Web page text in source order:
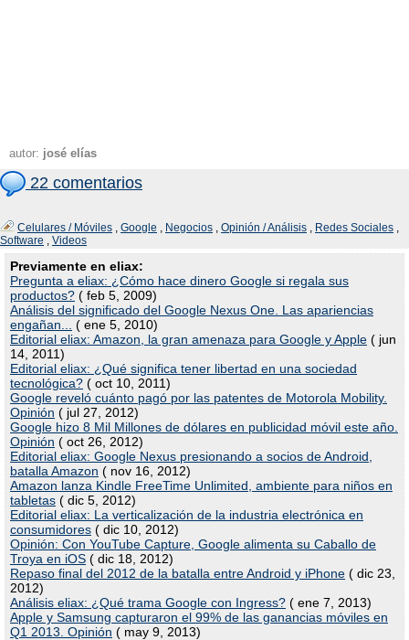
autor: josé elías
22 comentarios
Celulares / Móviles , Google , Negocios , Opinión / Análisis , Redes Sociales ,
Software , Videos
Previamente en eliax:
Pregunta a eliax: ¿Cómo hace dinero Google si regala sus
productos? ( feb 5, 2009)
Análisis del significado del Google Nexus One. Las apariencias
engañan...
( ene 5, 2010)
Editorial eliax: Amazon, la gran amenaza para Google y Apple ( jun
14, 2011)
Editorial eliax: ¿Qué significa tener libertad en una sociedad
tecnológica? ( oct 10, 2011)
Google reveló cuánto pagó por las patentes de Motorola Mobility.
Opinión ( jul 27, 2012)
Google hizo 8 Mil Millones de dólares en publicidad móvil este año.
Opinión ( oct 26, 2012)
Editorial eliax: Google Nexus presionando a socios de Android,
batalla Amazon ( nov 16, 2012)
Amazon lanza Kindle FreeTime Unlimited, ambiente para niños en
tabletas ( dic 5, 2012)
Editorial eliax: La verticalización de la industria electrónica en
consumidores ( dic 10, 2012)
Opinión: Con YouTube Capture, Google alimenta su Caballo de
Troya en iOS ( dic 18, 2012)
Repaso final del 2012 de la batalla entre Android y iPhone ( dic 23,
2012)
Análisis eliax: ¿Qué trama Google con Ingress? ( ene 7, 2013)
Apple y Samsung capturaron el 99% de las ganancias móviles en
Q1 2013. Opinión ( may 9, 2013)